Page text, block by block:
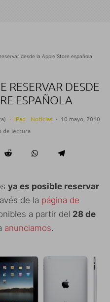
desde la Apple Store española
RESERVAR DESDE
ESPAÑOLA
· iPad Noticias · 10 mayo, 2010
de lectura
ya es posible reservar
de la página de
a partir del 28 de
anunciamos.